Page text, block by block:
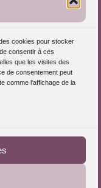
cookies pour stocker
consentir à ces
que les visites des
de consentement peut
comme l'affichage de la
Téléchargez le Guide